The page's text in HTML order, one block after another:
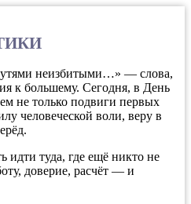
неизбитыми…» — слова,
к большему. Сегодня, в День
не только подвиги первых
человеческой воли, веру в
идти туда, где ещё никто не
доверие, расчёт — и